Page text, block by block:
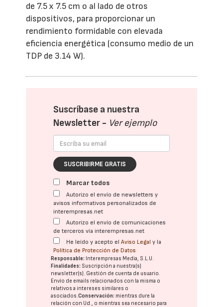
de 7.5 x 7.5 cm o al lado de otros
dispositivos, para proporcionar un
rendimiento formidable con elevada
eficiencia energética (consumo medio de un
TDP de 3.14 W).
Suscríbase a nuestra
Newsletter - Ver ejemplo
SUSCRIBIRME GRATIS
Marcar todos
Autorizo el envío de newsletters y
avisos informativos personalizados de
interempresas.net
Autorizo el envío de comunicaciones
de terceros vía interempresas.net
He leído y acepto elAviso Legal y la
Política de Protección de Datos
Responsable: Interempresas Media, S.L.U.
Finalidades: Suscripción a nuestra(s)
newsletter(s). Gestión de cuenta de usuario.
Envío de emails relacionados con la misma o
relativos a intereses similares o
asociados.Conservación: mientras dure la
relación con Ud., o mientras sea necesario para